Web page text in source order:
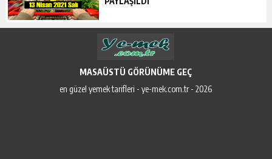
MASAÜSTÜ GÖRÜNÜME GEÇ
en güzel yemek tarifleri - ye-mek.com.tr - 2026